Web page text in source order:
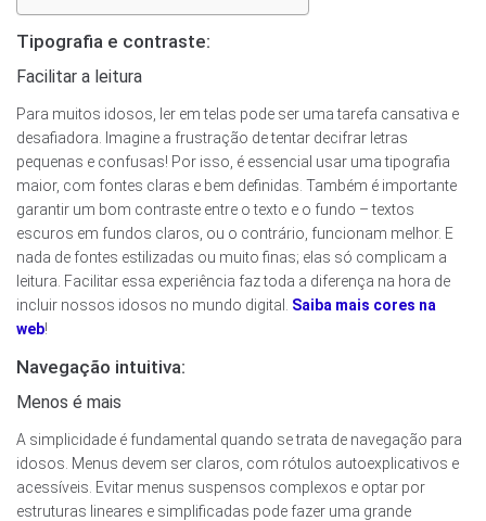
Tipografia e contraste:
Facilitar a leitura
Para muitos idosos, ler em telas pode ser uma tarefa cansativa e
desafiadora. Imagine a frustração de tentar decifrar letras
pequenas e confusas! Por isso, é essencial usar uma tipografia
maior, com fontes claras e bem definidas. Também é importante
garantir um bom contraste entre o texto e o fundo – textos
escuros em fundos claros, ou o contrário, funcionam melhor. E
nada de fontes estilizadas ou muito finas; elas só complicam a
leitura. Facilitar essa experiência faz toda a diferença na hora de
incluir nossos idosos no mundo digital. Saiba mais cores na
web!
Navegação intuitiva:
Menos é mais
A simplicidade é fundamental quando se trata de navegação para
idosos. Menus devem ser claros, com rótulos autoexplicativos e
acessíveis. Evitar menus suspensos complexos e optar por
estruturas lineares e simplificadas pode fazer uma grande